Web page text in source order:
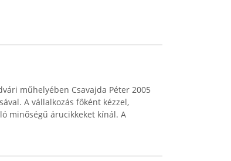
műhelyében Csavajda Péter 2005
A vállalkozás főként kézzel,
minőségű árucikkeket kínál. A